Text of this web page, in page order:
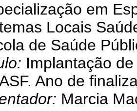
em
Locais
de Saúde
Implantação
Ano de
Marcia